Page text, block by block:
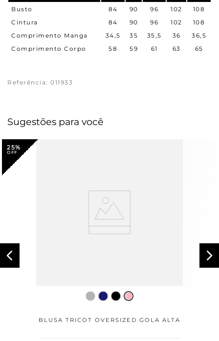
Busto
84 90 96 102
108
Cintura
84 90 96 102
108
Comprimento Manga
34,5 35 35,5 36
36,5
Comprimento Corpo
58 59 61 63 65
Referência: 011933
Sugestões para você
25%
BLUSA TRICOT OVERSIZED GOLA ALTA